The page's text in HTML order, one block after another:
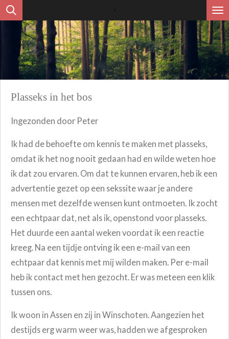
Ga
direct
naar
hoofdinhoud
Plasseks in het bos
Ingezonden door Peter
Ik had de behoefte om kennis te maken met plasseks,
omdat ik het nog nooit gedaan had en wilde weten hoe
ik dat zou ervaren. Om dat te kunnen ervaren, heb ik een
advertentie gezet op een sekssite waar je andere
mensen met dezelfde wensen kunt ontmoeten. Ik zocht
een echtpaar dat, net als ik, openstond voor plasseks.
Het duurde een aantal weken voordat ik een reactie
kreeg. Na een tijdje ontving ik een e-mail van een
echtpaar dat kennis met mij wilden maken. Per e-mail
heb ik contact met hen gezocht. Er was meteen een klik
tussen ons.
Ik woon in Assen en zij in Winschoten. Aangezien het
destijds erg warm weer was, hadden we afgesproken